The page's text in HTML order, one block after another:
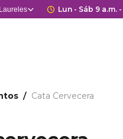
Estás en
Laureles Horario de
Lun - Sáb 9 a.m.
Cata Cervecera